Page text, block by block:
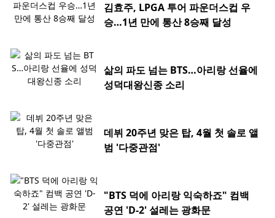
김효주, LPGA 투어 파운더스컵 우
승…1년 만에 통산 8승째 달성
삶의 파도 넘는 BTS…아리랑 선율에
성덕대왕신종 소리
데뷔 20주년 맞은 탑, 4월 첫 솔로 앨
범 '다중관점'
"BTS 덕에 아리랑 익숙하죠" 컴백
공연 'D-2' 설레는 광화문